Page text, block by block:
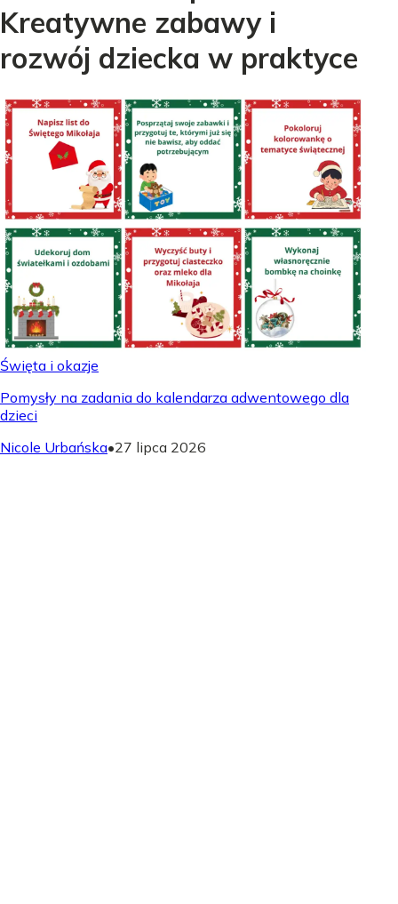
Kreatywne zabawy i
rozwój dziecka w praktyce
Święta i okazje
Pomysły na zadania do kalendarza adwentowego dla
dzieci
Nicole Urbańska•27 lipca 2026